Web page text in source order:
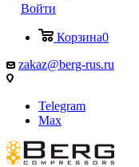
Войти
Корзина0
zakaz@berg-rus.ru
Telegram
Max